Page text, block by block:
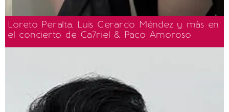
Loreto Peralta, Luis Gerardo Méndez y más en
el concierto de Ca7riel & Paco Amoroso